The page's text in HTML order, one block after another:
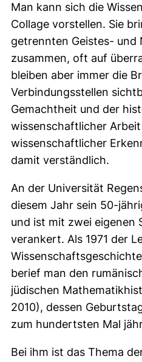
Man kann sich die
Collage vorstellen. Sie
getrennten Geistes- und
zusammen, oft auf
bleiben aber immer die
Verbindungsstellen
Gemachtheit und der
wissenschaftlicher
wissenschaftlicher
damit verständlich.
An der Universität
diesem Jahr sein 50-
und ist mit zwei eigenen
verankert. Als 1971 der
berief man den
jüdischen
2010), dessen
zum hundertsten Mal
Bei ihm ist das Thema